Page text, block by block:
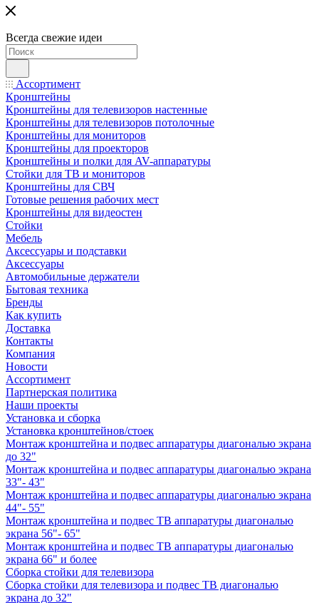
Всегда свежие идеи
Ассортимент
Кронштейны
Кронштейны для телевизоров настенные
Кронштейны для телевизоров потолочные
Кронштейны для мониторов
Кронштейны для проекторов
Кронштейны и полки для AV-аппаратуры
Стойки для ТВ и мониторов
Кронштейны для СВЧ
Готовые решения рабочих мест
Кронштейны для видеостен
Стойки
Мебель
Аксессуары и подставки
Аксессуары
Автомобильные держатели
Бытовая техника
Бренды
Как купить
Доставка
Контакты
Компания
Новости
Ассортимент
Партнерская политика
Наши проекты
Установка и сборка
Установка кронштейнов/стоек
Монтаж кронштейна и подвес аппаратуры диагональю экрана
до 32"
Монтаж кронштейна и подвес аппаратуры диагональю экрана
33"- 43"
Монтаж кронштейна и подвес аппаратуры диагональю экрана
44"- 55"
Монтаж кронштейна и подвес ТВ аппаратуры диагональю
экрана 56"- 65"
Монтаж кронштейна и подвес ТВ аппаратуры диагональю
экрана 66" и более
Сборка стойки для телевизора
Сборка стойки для телевизора и подвес ТВ диагональю
экрана до 32"